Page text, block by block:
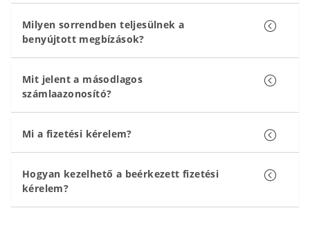
Milyen sorrendben teljesülnek a
benyújtott megbízások?
Mit jelent a másodlagos
számlaazonosító?
Mi a fizetési kérelem?
Hogyan kezelhető a beérkezett fizetési
kérelem?